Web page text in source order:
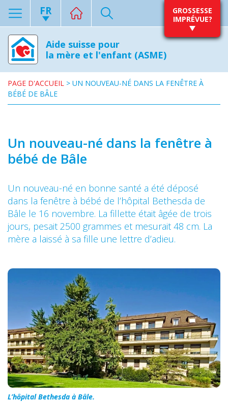
FR
GROSSESSE
IMPRÉVUE?
Aide suisse pour
la mère et l'enfant (ASME)
PAGE D'ACCUEIL > UN NOUVEAU-NÉ DANS LA FENÊTRE À
BÉBÉ DE BÂLE
L’hôpital Bethesda à Bâle.
Un nouveau-né dans la fenêtre à
bébé de Bâle
Un nouveau-né en bonne santé a été déposé
dans la fenêtre à bébé de l’hôpital Bethesda de
Bâle le 16 novembre. La fillette était âgée de trois
jours, pesait 2500 grammes et mesurait 48 cm. La
mère a laissé à sa fille une lettre d’adieu.